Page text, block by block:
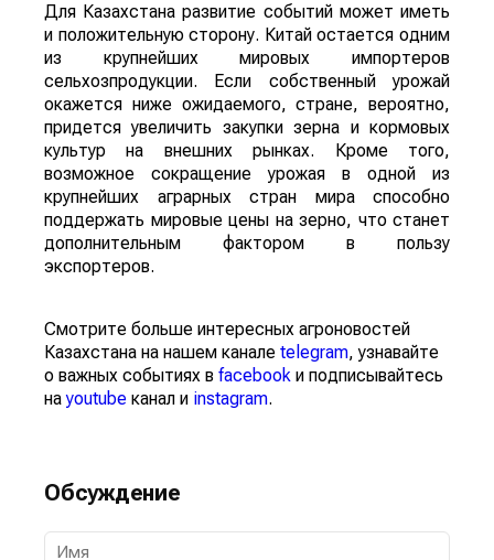
Для Казахстана развитие событий может иметь
и положительную сторону. Китай остается одним
из крупнейших мировых импортеров
сельхозпродукции. Если собственный урожай
окажется ниже ожидаемого, стране, вероятно,
придется увеличить закупки зерна и кормовых
культур на внешних рынках. Кроме того,
возможное сокращение урожая в одной из
крупнейших аграрных стран мира способно
поддержать мировые цены на зерно, что станет
дополнительным фактором в пользу
экспортеров.
Смотрите больше интересных агроновостей
Казахстана на нашем канале telegram, узнавайте
о важных событиях в facebook и подписывайтесь
наyoutube канал и instagram.
Обсуждение